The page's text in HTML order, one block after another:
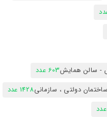
- سالن همایش603 عدد
ساختمان دولتی ، سازمانی1428 عدد